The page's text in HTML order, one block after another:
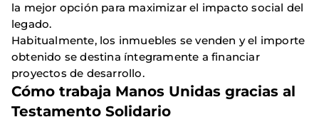
la mejor opción para maximizar el impacto social del
legado.
Habitualmente, los inmuebles se venden y el importe
obtenido se destina íntegramente a financiar
proyectos de desarrollo.
Cómo trabaja Manos Unidas gracias al
Testamento Solidario